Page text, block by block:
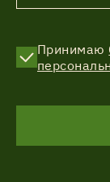
Принимаю